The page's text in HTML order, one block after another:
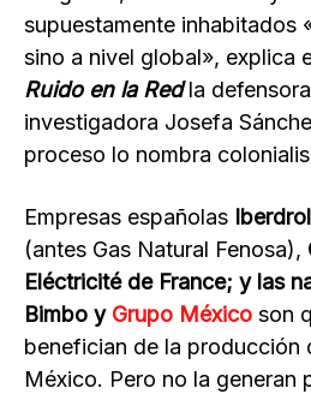
supuestamente inhabitados
sino a nivel global», explica
Ruido en la Redla
investigadora Josefa
proceso lo nombra
Empresas españolas
(antes Gas Natural Fenosa),
Eléctricité de France; y las
Bimbo y Grupo México son
benefician de la producción
México. Pero no la generan